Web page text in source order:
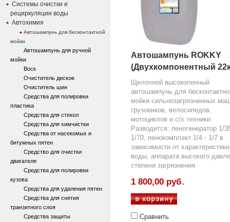
Системы очистки и
рециркуляции воды
Автохимия
Автошампунь для бесконтактной
мойки
Автошампунь для ручной
мойки
Воск
Очиститель дисков
Очиститель шин
Средства для полировки
пластика
Средства для стекол
Средства для химчистки
Средства от насекомых и
битумных пятен
Средство для очистки
двигателя
Средства для полировки
кузова
Средства для удаления пятен
Средства для снятия
транзитного слоя
Средства защиты
Автошампунь ROKKY
(Двухкомпонентный
Щелочной высокопенный
автошампунь для
мойки сильнозагрязненных
грузовиков, велосипедов,
мотоциклов и с/х техники.
Разводится: пеногенератор 1/
1/70, пенокомплект 1/4 - 1/7 в
зависимости от характеристики
воды, аппарата высокого
степени загрязнения
1 800,00 руб.
Сравнить